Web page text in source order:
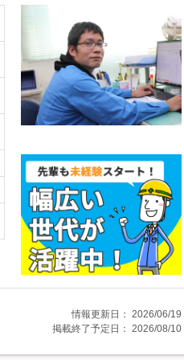
情報更新日： 2026/06/19
掲載終了予定日： 2026/08/10